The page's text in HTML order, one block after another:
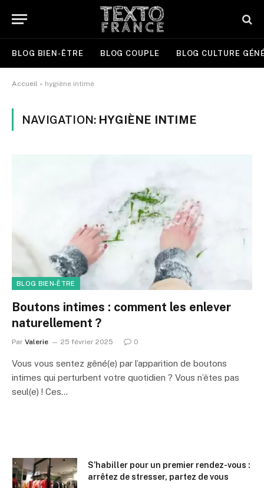
BLOG BIEN-ÊTRE BLOG COUPLE BLOG CULTURE
Accueil » hygiène intime
NAVIGATION: HYGIÈNE INTIME
BLOG BIEN-ÊTRE
Boutons intimes : comment les enlever
naturellement ?
Par Valerie 25 février 2025 0
Vous vous sentez gêné(e) par l’apparition de boutons
intimes qui perturbent votre quotidien ? Vous n’êtes pas
seul(e) ! Ces…
S’habiller pour un premier rendez-vous :
arrêtez de stresser, partez de vous